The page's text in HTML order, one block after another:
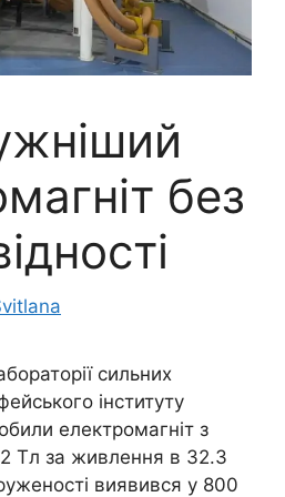
без
сильних
інституту
електромагніт з
Тл за живлення в 32.3
виявився у 800